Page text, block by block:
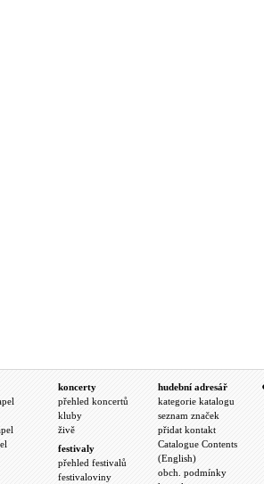
koncerty
přehled koncertů
kluby
živě
festivaly
přehled festivalů
festivaloviny
hudební adresář
kategorie katalogu
seznam značek
přidat kontakt
Catalogue Contents
(English)
obch. podmínky